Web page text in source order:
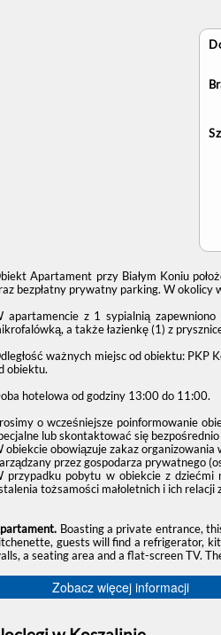
Apartament przy Białym Koniu
bezpłatny prywatny parking. W okolicy
apartamencie z 1 sypialnią
a także łazienkę (1) z
ważnych miejsc od obiektu: PKP
obiektu.
hotelowa od godziny 13:00do 11:00.
o wcześniejsze poinformowanie
lub skontaktować się
obiekcie obowiązuje zakaz
przez gospodarza prywatnego
przypadku pobytu w obiekcie z dziećmi
tożsamości małoletnich i ich relacji
Boasting a private entrance,
guests will find a refrigerator,
a seating area and a flat-screen TV.
Zobacz więcej informacji